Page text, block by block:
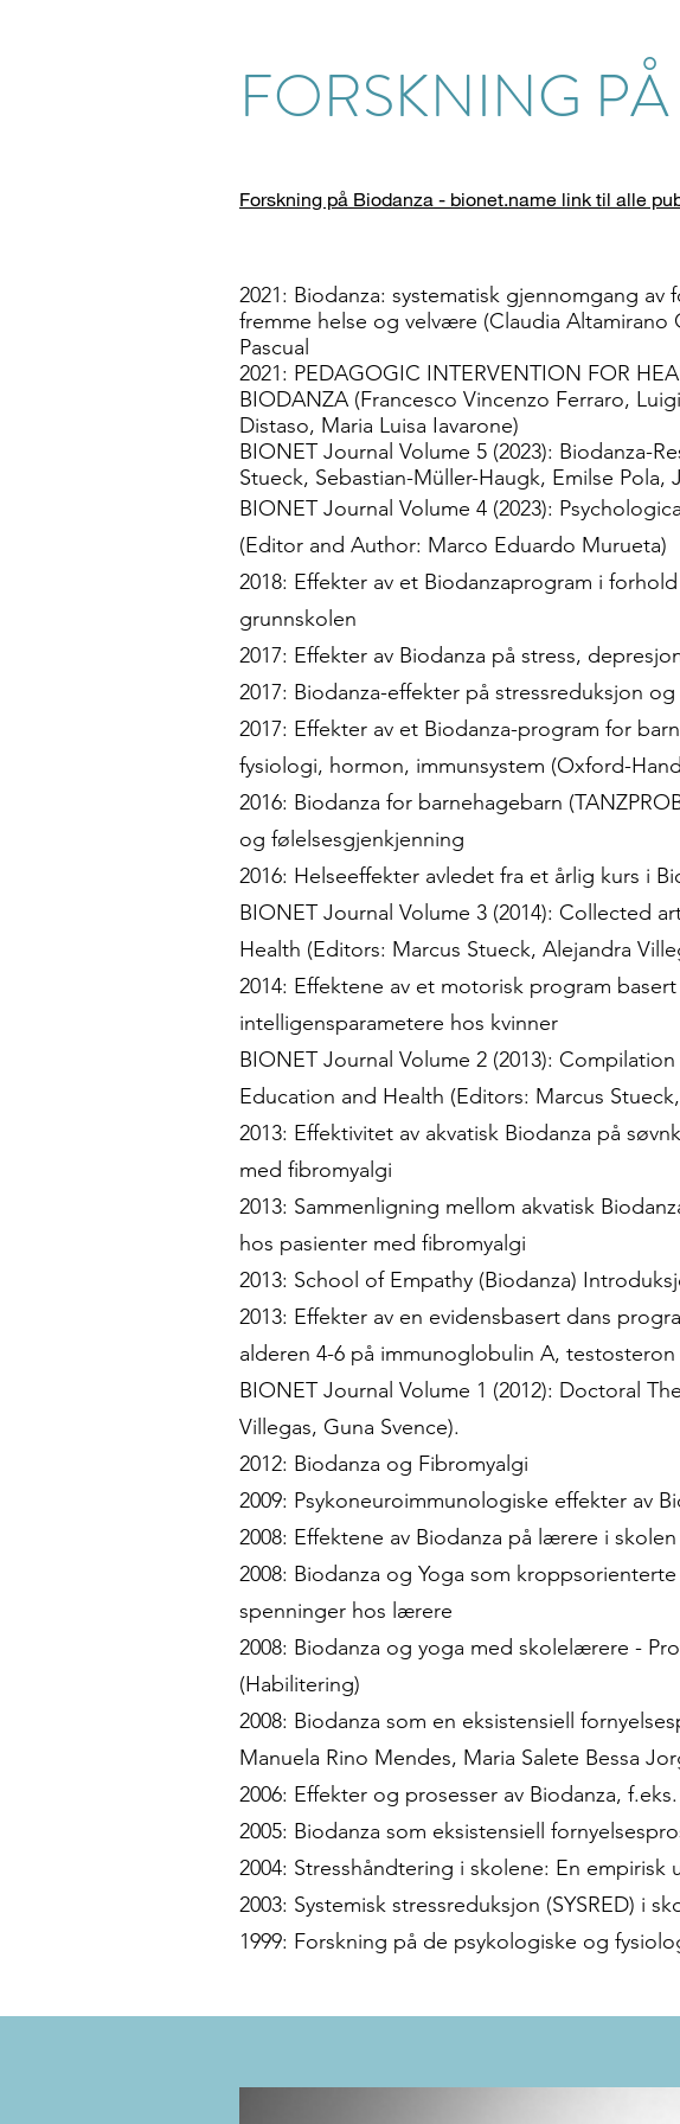
FORSKNING
Forskning på Biodanza - bionet.name link til alle
2021: Biodanza: systematisk gjennomgang
fremme helse og velvære (Claudia Altamirano
Pascual
2021: PEDAGOGIC INTERVENTION FOR
BIODANZA (Francesco Vincenzo Ferraro,
Distaso, Maria Luisa Iavarone)
BIONET Journal Volume 5 (2023): Biodanza-
Stueck, Sebastian-Müller-Haugk, Emilse Pola,
BIONET Journal Volume 4 (2023):
(Editor and Author: Marco Eduardo Murueta)
2018: Effekter av et Biodanzaprogram i
grunnskolen
2017: Effekter av Biodanza på stress,
2017: Biodanza-effekter på stressreduksjon
2017: Effekter av et Biodanza-program for
fysiologi, hormon, immunsystem (Oxford-
2016: Biodanza for barnehagebarn
og følelsesgjenkjenning
2016: Helseeffekter avledet fra et årlig kurs i
BIONET Journal Volume 3 (2014): Collected
Health (Editors: Marcus Stueck, Alejandra
2014: Effektene av et motorisk program
intelligensparametere hos kvinner
BIONET Journal Volume 2 (2013):
Education and Health (Editors: Marcus
2013: Effektivitet av akvatisk Biodanza på
med fibromyalgi
2013: Sammenligning mellom akvatisk
hos pasienter med fibromyalgi
2013: School of Empathy (Biodanza)
2013: Effekter av en evidensbasert dans
alderen 4-6 på immunoglobulin A,
BIONET Journal Volume 1 (2012): Doctoral
Villegas, Guna Svence).
2012: Biodanza og Fibromyalgi
2009: Psykoneuroimmunologiske effekter av
2008: Effektene av Biodanza på lærere i
2008: Biodanza og Yoga som
spenninger hos lærere
2008: Biodanza og yoga med skolelærere -
(Habilitering)
2008: Biodanza som en eksistensiell
Manuela Rino Mendes, Maria Salete Bessa
2006: Effekter og prosesser av Biodanza,
2005: Biodanza som eksistensiell
2004: Stresshåndtering i skolene: En empirisk
2003: Systemisk stressreduksjon (SYSRED) i
1999: Forskning på de psykologiske og